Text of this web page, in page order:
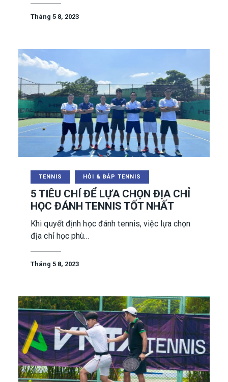
Tháng 5 8, 2023
TENNIS HỎI & ĐÁP TENNIS
5 TIÊU CHÍ ĐỂ LỰA CHỌN ĐỊA CHỈ
HỌC ĐÁNH TENNIS TỐT NHẤT
Khi quyết định học đánh tennis, việc lựa chọn
địa chỉ học phù…
Tháng 5 8, 2023